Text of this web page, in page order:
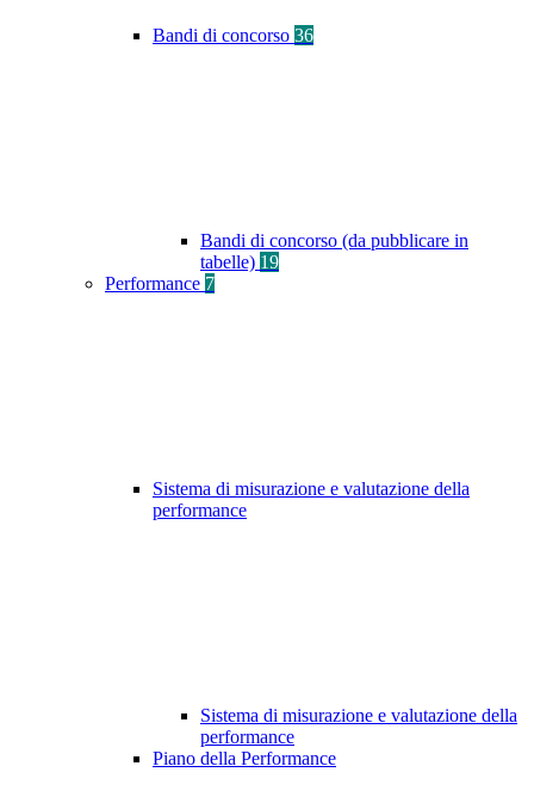
Bandi di concorso 36
Bandi di concorso (da pubblicare in
tabelle) 19
Performance 7
Sistema di misurazione e valutazione della
performance
Sistema di misurazione e valutazione della
performance
Piano della Performance